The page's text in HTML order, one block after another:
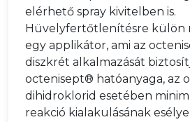
elérhető spray kivitelben is.
Hüvelyfertőtlenítésre külön
egy applikátor, ami az
diszkrét alkalmazását
octenisept® hatóanyaga, az
dihidroklorid esetében
reakció kialakulásának